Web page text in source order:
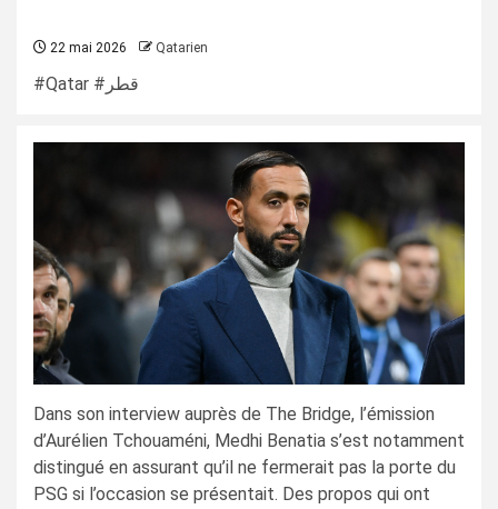
22 mai 2026 Qatarien
#Qatar #قطر
Dans son interview auprès de The Bridge, l’émission
d’Aurélien Tchouaméni, Medhi Benatia s’est notamment
distingué en assurant qu’il ne fermerait pas la porte du
PSG si l’occasion se présentait. Des propos qui ont